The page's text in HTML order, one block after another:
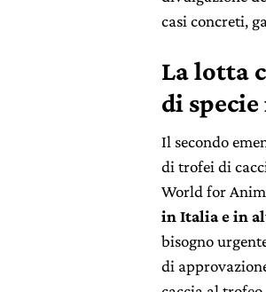
casi concreti,
La lotta
di
Il secondo
di trofei di
World for
in Italia e in
bisogno
di